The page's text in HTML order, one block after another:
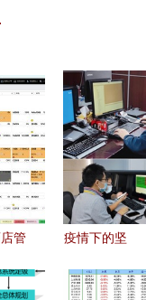
管
线
疫情下的坚
融基础设施